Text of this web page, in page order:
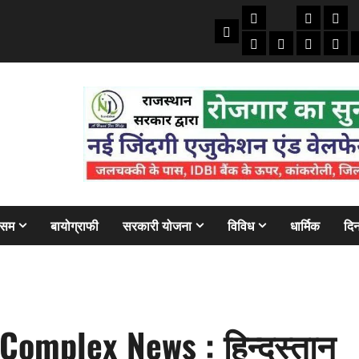
Home
तकनीकी
ऑटो
मोबाइल
क्राइम/
अजबबैंक
बायोग्राफी सरकारी योजना विविध धार्मिक
News : हिन्दुस्तान